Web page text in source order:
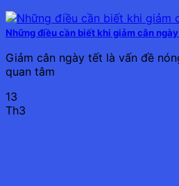
Những điều cần biết khi giảm cân
Giảm cân ngày tết là vấn đề
quan tâm
13
Th3